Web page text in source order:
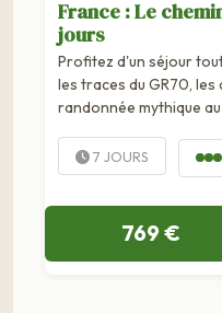
France : Le
jours
Profitez d'un séjour
les traces du GR70, les
randonnée mythique
7 JOURS
769 €